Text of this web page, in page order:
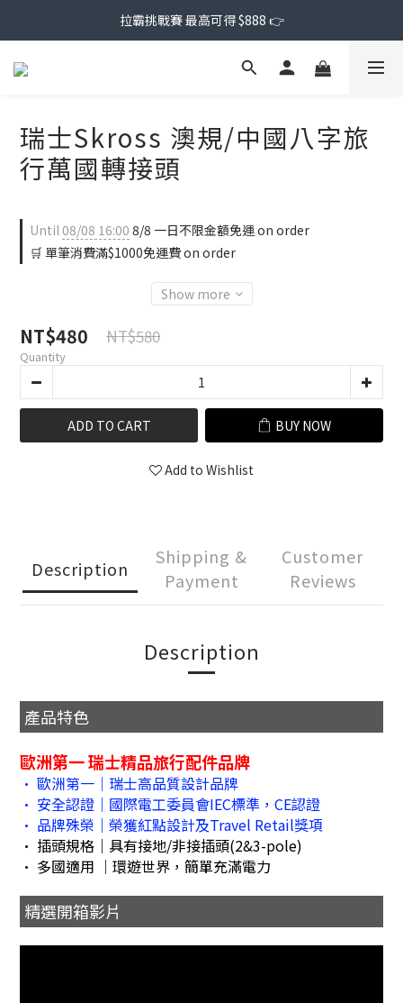
拉霸挑戰賽 最高可得 $888 👉
瑞士Skross 澳規/中國八字旅
行萬國轉接頭
Until08/08 16:00 8/8 一日不限金額免運 on order
🛒 單筆消費滿$1000免運費 on order
Show more
NT$480 NT$580
Quantity
ADD TO CART BUY NOW
Add to Wishlist
Description
Shipping &
Payment
Customer
Reviews
Description
產品特色
歐洲第一 瑞士精品旅行配件品牌
• 歐洲第一｜瑞士高品質設計品牌
• 安全認證｜國際電工委員會IEC標準，CE認證
• 品牌殊榮｜榮獲紅點設計及Travel Retail獎項
• 插頭規格｜具有接地/非接插頭(2&3-pole)
• 多國適用 ｜環遊世界，簡單充滿電力
精選開箱影片